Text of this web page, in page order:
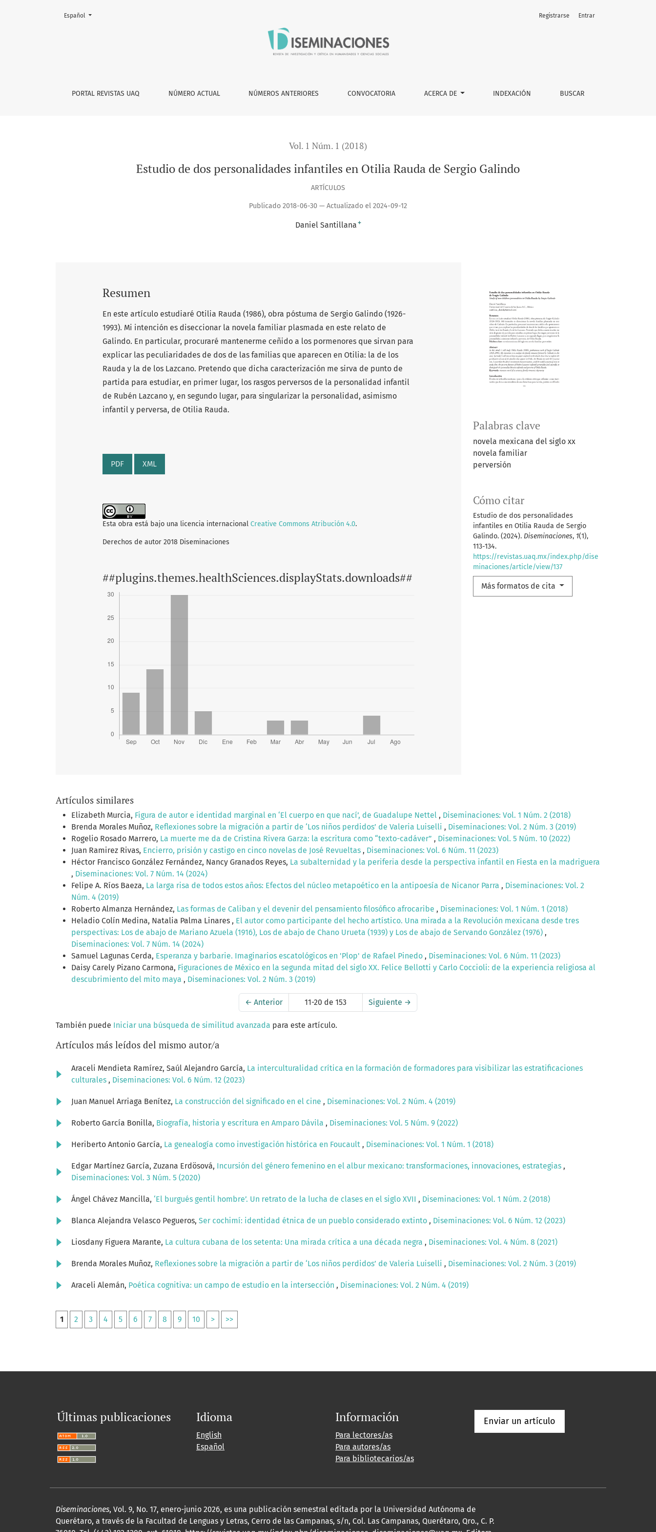
Estudio de dos personalidades infantiles en Otilia Rauda de Sergio Galindo
PORTAL REVISTAS UAQ NÚMERO ACTUAL NÚMEROS ANTERIORES CONVOCATORIA ACERCA DE INDEXACIÓN BUSCAR
Registrarse Entrar
Cambiar el idioma. El actual es:
Español
Vol. 1 Núm. 1 (2018)
Estudio de dos personalidades infantiles en Otilia Rauda de Sergio Galindo
ARTÍCULOS
Publicado 2018-06-30 — Actualizado el 2024-09-12
Daniel Santillana +
Palabras clave
novela mexicana del siglo xx
novela familiar
perversión
Cómo citar
Estudio de dos personalidades
infantiles en Otilia Rauda de Sergio
Galindo. (2024). Diseminaciones, 1(1),
113-134.
https://revistas.uaq.mx/index.php/dise
minaciones/article/view/137
Más formatos de cita
Resumen
En este artículo estudiaré Otilia Rauda (1986), obra póstuma de Sergio Galindo (1926-
1993). Mi intención es diseccionar la novela familiar plasmada en este relato de
Galindo. En particular, procuraré mantenerme ceñido a los pormenores que sirvan para
explicar las peculiaridades de dos de las familias que aparecen en Otilia: la de los
Rauda y la de los Lazcano. Pretendo que dicha caracterización me sirva de punto de
partida para estudiar, en primer lugar, los rasgos perversos de la personalidad infantil
de Rubén Lazcano y, en segundo lugar, para singularizar la personalidad, asimismo
infantil y perversa, de Otilia Rauda.
PDF XML
Esta obra está bajo una licencia internacional Creative Commons Atribución 4.0.
Derechos de autor 2018 Diseminaciones
##plugins.themes.healthSciences.displayStats.downloads##
Artículos similares
Elizabeth Murcia, Figura de autor e identidad marginal en ‘El cuerpo en que nací’, de Guadalupe Nettel , Diseminaciones: Vol. 1 Núm. 2 (2018)
Brenda Morales Muñoz, Reflexiones sobre la migración a partir de ‘Los niños perdidos’ de Valeria Luiselli , Diseminaciones: Vol. 2 Núm. 3 (2019)
Rogelio Rosado Marrero, La muerte me da de Cristina Rivera Garza: la escritura como “texto-cadáver” , Diseminaciones: Vol. 5 Núm. 10 (2022)
Juan Ramirez Rivas, Encierro, prisión y castigo en cinco novelas de José Revueltas , Diseminaciones: Vol. 6 Núm. 11 (2023)
Héctor Francisco González Fernández, Nancy Granados Reyes, La subalternidad y la periferia desde la perspectiva infantil en Fiesta en la madriguera
, Diseminaciones: Vol. 7 Núm. 14 (2024)
Felipe A. Ríos Baeza, La larga risa de todos estos años: Efectos del núcleo metapoético en la antipoesía de Nicanor Parra , Diseminaciones: Vol. 2
Núm. 4 (2019)
Roberto Almanza Hernández, Las formas de Caliban y el devenir del pensamiento filosófico afrocaribe , Diseminaciones: Vol. 1 Núm. 1 (2018)
Heladio Colín Medina, Natalia Palma Linares , El autor como participante del hecho artístico. Una mirada a la Revolución mexicana desde tres
perspectivas: Los de abajo de Mariano Azuela (1916), Los de abajo de Chano Urueta (1939) y Los de abajo de Servando González (1976) ,
Diseminaciones: Vol. 7 Núm. 14 (2024)
Samuel Lagunas Cerda, Esperanza y barbarie. Imaginarios escatológicos en 'Plop' de Rafael Pinedo , Diseminaciones: Vol. 6 Núm. 11 (2023)
Daisy Carely Pizano Carmona, Figuraciones de México en la segunda mitad del siglo XX. Felice Bellotti y Carlo Coccioli: de la experiencia religiosa al
descubrimiento del mito maya , Diseminaciones: Vol. 2 Núm. 3 (2019)
← Anterior 11-20 de 153 Siguiente →
También puede Iniciar una búsqueda de similitud avanzada para este artículo.
Artículos más leídos del mismo autor/a
Araceli Mendieta Ramírez, Saúl Alejandro García, La interculturalidad crítica en la formación de formadores para visibilizar las estratificaciones
culturales , Diseminaciones: Vol. 6 Núm. 12 (2023)
Juan Manuel Arriaga Benítez, La construcción del significado en el cine , Diseminaciones: Vol. 2 Núm. 4 (2019)
Roberto García Bonilla, Biografía, historia y escritura en Amparo Dávila , Diseminaciones: Vol. 5 Núm. 9 (2022)
Heriberto Antonio García, La genealogía como investigación histórica en Foucault , Diseminaciones: Vol. 1 Núm. 1 (2018)
Edgar Martínez García, Zuzana Erdösová, Incursión del género femenino en el albur mexicano: transformaciones, innovaciones, estrategias ,
Diseminaciones: Vol. 3 Núm. 5 (2020)
Ángel Chávez Mancilla, ‘El burgués gentil hombre’. Un retrato de la lucha de clases en el siglo XVII , Diseminaciones: Vol. 1 Núm. 2 (2018)
Blanca Alejandra Velasco Pegueros, Ser cochimí: identidad étnica de un pueblo considerado extinto , Diseminaciones: Vol. 6 Núm. 12 (2023)
Liosdany Figuera Marante, La cultura cubana de los setenta: Una mirada crítica a una década negra , Diseminaciones: Vol. 4 Núm. 8 (2021)
Brenda Morales Muñoz, Reflexiones sobre la migración a partir de ‘Los niños perdidos’ de Valeria Luiselli , Diseminaciones: Vol. 2 Núm. 3 (2019)
Araceli Alemán, Poética cognitiva: un campo de estudio en la intersección , Diseminaciones: Vol. 2 Núm. 4 (2019)
1 2 3 4 5 6 7 8 9 10 > >>
Últimas publicaciones Idioma
English
Español
Información
Para lectores/as
Para autores/as
Para bibliotecarios/as
Enviar un artículo
Diseminaciones, Vol. 9, No. 17, enero-junio 2026, es una publicación semestral editada por la Universidad Autónoma de
Querétaro, a través de la Facultad de Lenguas y Letras, Cerro de las Campanas, s/n, Col. Las Campanas, Querétaro, Qro., C. P.